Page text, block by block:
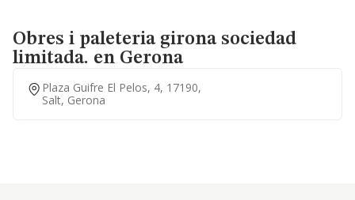
Obres i paleteria girona sociedad
limitada. en Gerona
Plaza Guifre El Pelos, 4, 17190,
Salt, Gerona